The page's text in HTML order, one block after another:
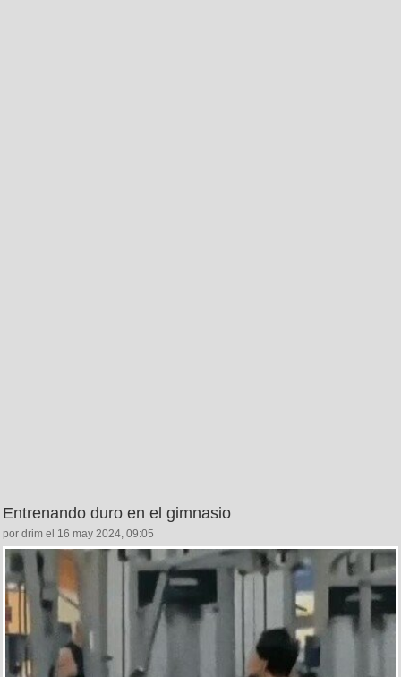
Entrenando duro en el gimnasio
por drim el 16 may 2024, 09:05